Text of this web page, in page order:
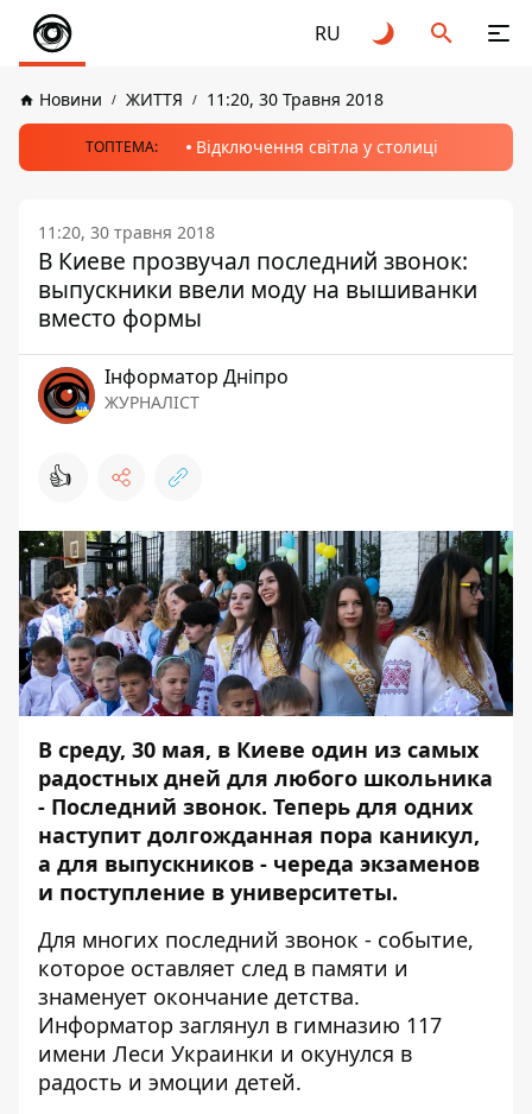
RU
Новини ЖИТТЯ 11:20, 30 Травня 2018
ТОПТЕМА: Відключення світла у столиці
11:20, 30 травня 2018
В Киеве прозвучал последний звонок:
выпускники ввели моду на вышиванки
вместо формы
Інформатор Дніпро
ЖУРНАЛІСТ
👍
В среду, 30 мая, в Киеве один из самых
радостных дней для любого школьника
- Последний звонок. Теперь для одних
наступит долгожданная пора каникул,
а для выпускников - череда экзаменов
и поступление в университеты.
Для многих последний звонок - событие,
которое оставляет след в памяти и
знаменует окончание детства.
Информатор заглянул в гимназию 117
имени Леси Украинки и окунулся в
радость и эмоции детей.